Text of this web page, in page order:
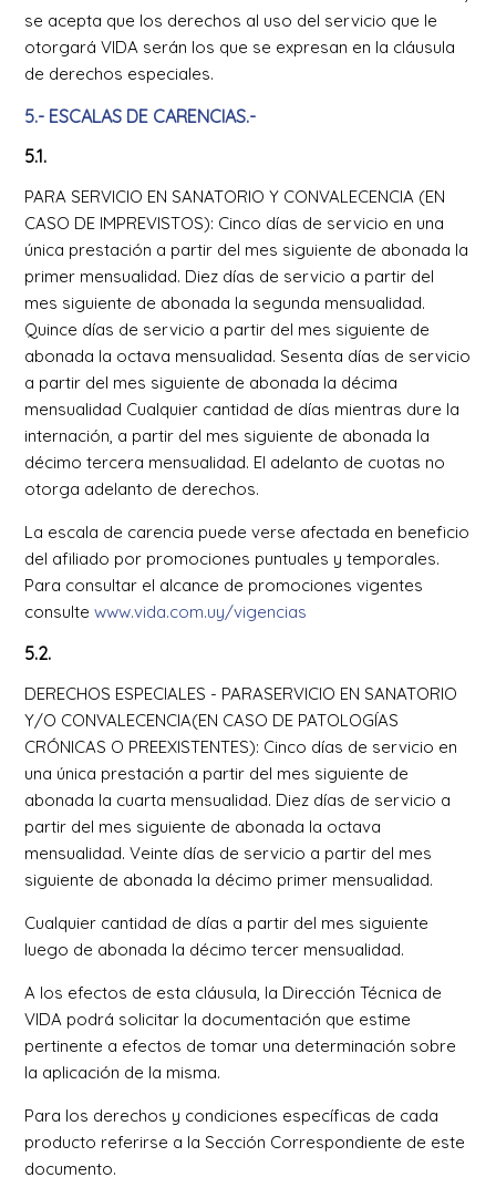
se acepta que los derechos al uso del servicio que le
otorgará VIDA serán los que se expresan en la cláusula
de derechos especiales.
5.- ESCALAS DE CARENCIAS.-
5.1.
PARA SERVICIO EN SANATORIO Y CONVALECENCIA (EN
CASO DE IMPREVISTOS): Cinco días de servicio en una
única prestación a partir del mes siguiente de abonada la
primer mensualidad. Diez días de servicio a partir del
mes siguiente de abonada la segunda mensualidad.
Quince días de servicio a partir del mes siguiente de
abonada la octava mensualidad. Sesenta días de servicio
a partir del mes siguiente de abonada la décima
mensualidad Cualquier cantidad de días mientras dure la
internación, a partir del mes siguiente de abonada la
décimo tercera mensualidad. El adelanto de cuotas no
otorga adelanto de derechos.
La escala de carencia puede verse afectada en beneficio
del afiliado por promociones puntuales y temporales.
Para consultar el alcance de promociones vigentes
consultewww.vida.com.uy/vigencias
5.2.
DERECHOS ESPECIALES - PARASERVICIO EN SANATORIO
Y/O CONVALECENCIA(EN CASO DE PATOLOGÍAS
CRÓNICAS O PREEXISTENTES): Cinco días de servicio en
una única prestación a partir del mes siguiente de
abonada la cuarta mensualidad. Diez días de servicio a
partir del mes siguiente de abonada la octava
mensualidad. Veinte días de servicio a partir del mes
siguiente de abonada la décimo primer mensualidad.
Cualquier cantidad de días a partir del mes siguiente
luego de abonada la décimo tercer mensualidad.
A los efectos de esta cláusula, la Dirección Técnica de
VIDA podrá solicitar la documentación que estime
pertinente a efectos de tomar una determinación sobre
la aplicación de la misma.
Para los derechos y condiciones específicas de cada
producto referirse a la Sección Correspondiente de este
documento.